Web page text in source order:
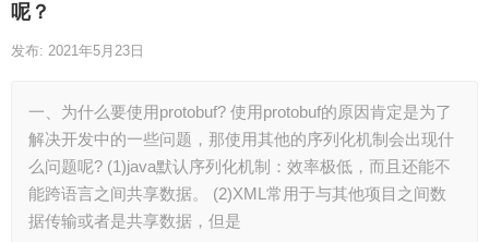
呢？
发布: 2021年5月23日
一、为什么要使用protobuf? 使用protobuf的原因肯定是为了
解决开发中的一些问题，那使用其他的序列化机制会出现什
么问题呢? (1)java默认序列化机制：效率极低，而且还能不
能跨语言之间共享数据。 (2)XML常用于与其他项目之间数
据传输或者是共享数据，但是